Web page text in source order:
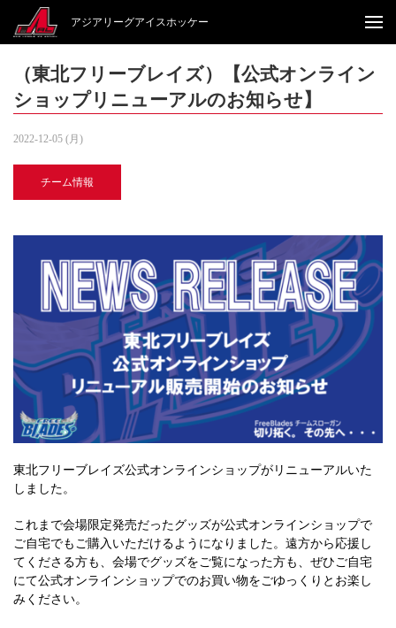
アジアリーグアイスホッケー
（東北フリーブレイズ）【公式オンライン
ショップリニューアルのお知らせ】
2022-12-05 (月)
チーム情報
東北フリーブレイズ公式オンラインショップがリニューアルいた
しました。
これまで会場限定発売だったグッズが公式オンラインショップで
ご自宅でもご購入いただけるようになりました。遠方から応援し
てくださる方も、会場でグッズをご覧になった方も、ぜひご自宅
にて公式オンラインショップでのお買い物をごゆっくりとお楽し
みください。